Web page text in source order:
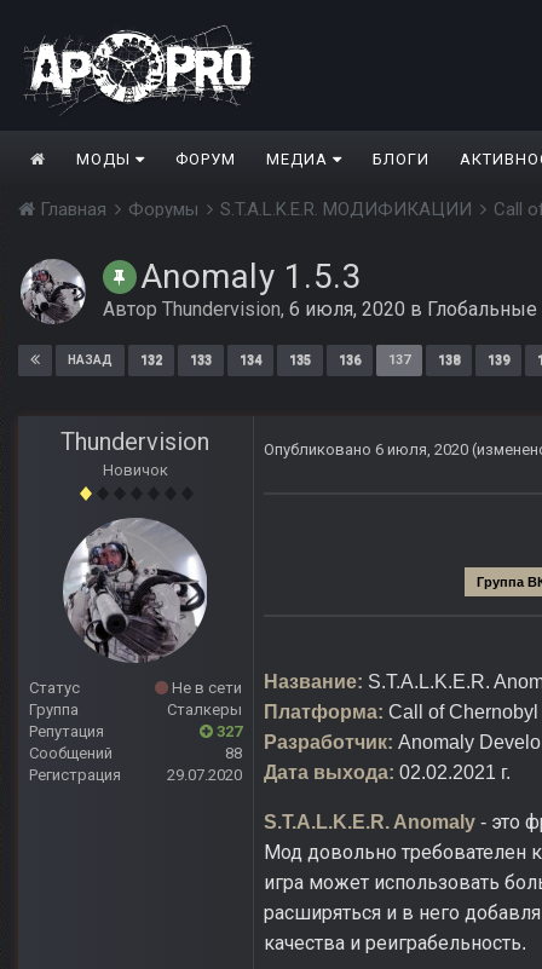
МОДЫ ФОРУМ МЕДИА БЛОГИ
Главная Форумы S.T.A.L.K.E.R. МОДИФИКАЦИИ Call
Anomaly 1.5.3
Автор Thundervision, 6 июля, 2020 в
НАЗАД 132 133 134 135 136 137 138 139
Thundervision
Новичок
Статус
Не в сети
Группа
Сталкеры
Репутация
327
Сообщений
88
Регистрация
29.07.2020
Опубликовано 6 июля, 2020
Группа
Название: S.T.A.L.K.E.R.
Платформа: Call of
Разработчик: Anomaly
Дата выхода: 02.02.2021 г.
S.T.A.L.K.E.R. Anomaly - это
Мод довольно требователен
игра может использовать
расширяться и в него
качества и реиграбельность.